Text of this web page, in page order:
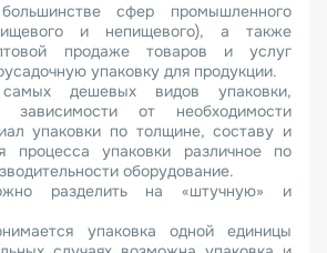
сфер промышленного
и непищевого), а также
продаже товаров и услуг
упаковку для продукции.
дешевых видов упаковки,
от необходимости
упаковки по толщине, составу и
процесса упаковки различное по
оборудование.
разделить на «штучную» и
упаковка одной единицы